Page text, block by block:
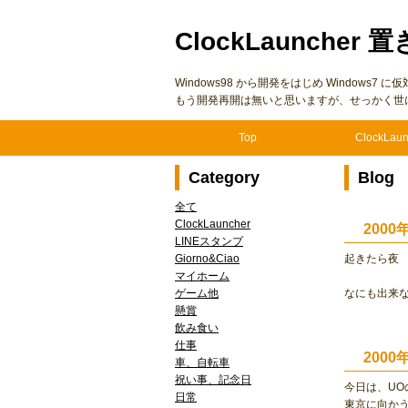
ClockLauncher 置
Windows98 から開発をはじめ Windows7 に
もう開発再開は無いと思いますが、せっかく
Top
Blog
2000
起きたら夜
なにも出来
2000
今日は、UO
東京に向か
Category
全て
ClockLauncher
LINEスタンプ
Giorno&Ciao
マイホーム
ゲーム他
懸賞
飲み食い
仕事
車、自転車
祝い事、記念日
日常